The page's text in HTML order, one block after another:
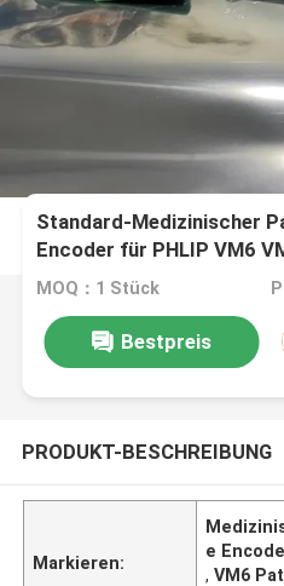
Standard-Medizinischer
Encoder für PHLIP VM6
MOQ：1 Stück
Bestpreis
PRODUKT-BESCHREIBUNG
Markieren:
e
,VM6